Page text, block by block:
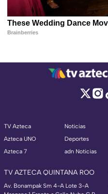
TV Azteca
Azteca UNO
Azteca 7
Noticias
Deportes
adn Noticias
TV AZTECA QUINTANA ROO
Av. Bonampak Sm 4-A Lote 3-A